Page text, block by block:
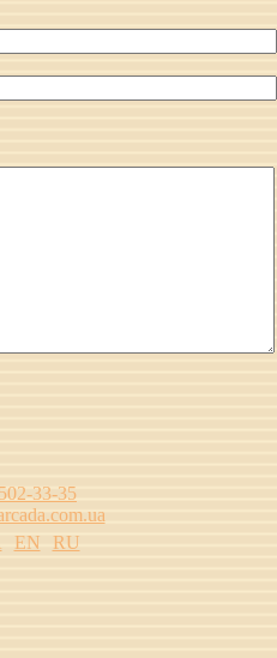
33-35
EN
RU